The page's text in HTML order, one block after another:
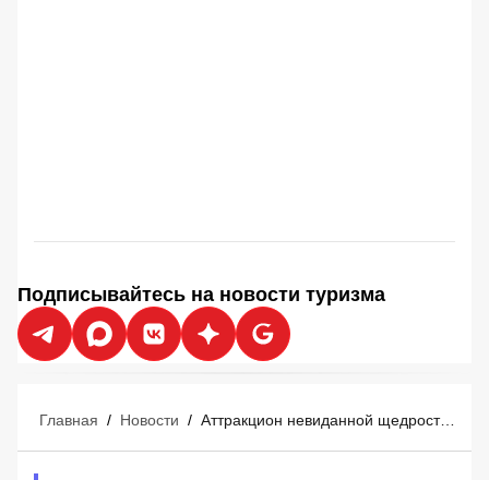
Подписывайтесь на новости туризма
Главная / Новости / Аттракцион невиданной щедрости Emirates, Qatar Airways и Etihad: авиакомпании режут цены на 40% ради выживания